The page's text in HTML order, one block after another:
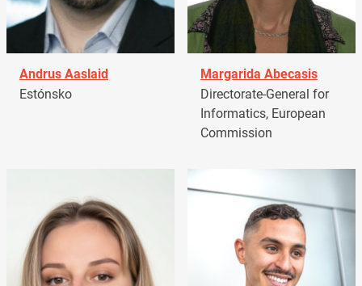
Andrus Aaslaid
Estónsko
Margarida Abecasis
Directorate-General for
Informatics, European
Commission